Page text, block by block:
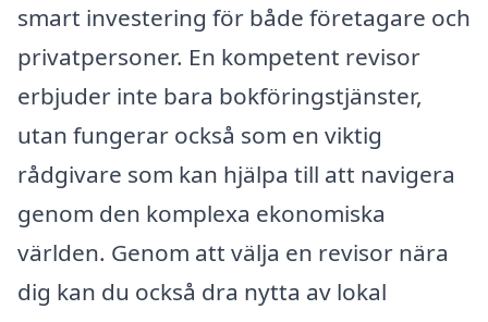
smart investering för både företagare och
privatpersoner. En kompetent revisor
erbjuder inte bara bokföringstjänster,
utan fungerar också som en viktig
rådgivare som kan hjälpa till att navigera
genom den komplexa ekonomiska
världen. Genom att välja en revisor nära
dig kan du också dra nytta av lokal